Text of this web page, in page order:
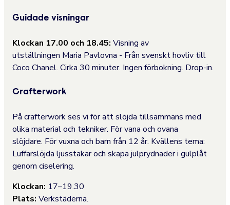
Guidade visningar
Klockan 17.00 och 18.45: Visning av
utställningen Maria Pavlovna - Från svenskt hovliv till
Coco Chanel. Cirka 30 minuter. Ingen förbokning. Drop-in.
Crafterwork
På crafterwork ses vi för att slöjda tillsammans med
olika material och tekniker. För vana och ovana
slöjdare. För vuxna och barn från 12 år. Kvällens tema:
Luffarslöjda ljusstakar och skapa julprydnader i gulplåt
genom ciselering.
Klockan: 17–19.30
Plats: Verkstäderna.